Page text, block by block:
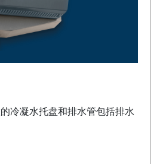
冷凝水托盘和排水管包括排水